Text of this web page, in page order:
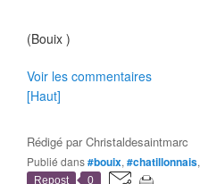
(Bouix )
Voir les commentaires
[Haut]
Rédigé parChristaldesaintmarc
Publié dans#bouix, #chatillonnais,
Repost 0